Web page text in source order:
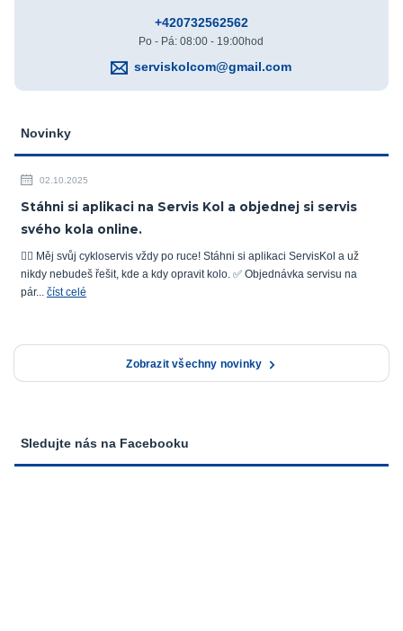
+420732562562
Po - Pá: 08:00 - 19:00hod
serviskolcom@gmail.com
Novinky
02.10.2025
Stáhni si aplikaci na Servis Kol a objednej si servis
svého kola online.
🚴‍♂️ Měj svůj cykloservis vždy po ruce! Stáhni si aplikaci ServisKol a už
nikdy nebudeš řešit, kde a kdy opravit kolo. ✅ Objednávka servisu na
pár... číst celé
Zobrazit všechny novinky
Sledujte nás na Facebooku